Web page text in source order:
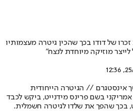
של דודו בכך שהכין גיטרה מעצמותיו
לייצר מוזיקה מיוחדת לנצח"
25/
אינסטגרם // הגיטרה הייחודית
אמריקני בשם פרינס מידנייט, ביקש לכבד
בכך שהפך את שלדו לגיטרה חשמלית.